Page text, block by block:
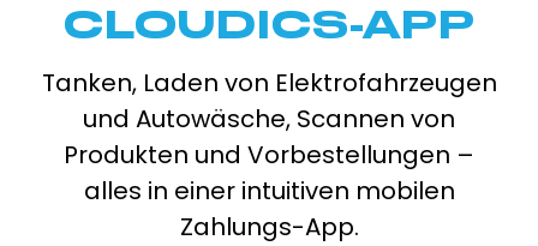
CLOUDICS-APP
Tanken, Laden von Elektrofahrzeugen
und Autowäsche, Scannen von
Produkten und Vorbestellungen –
alles in einer intuitiven mobilen
Zahlungs-App.